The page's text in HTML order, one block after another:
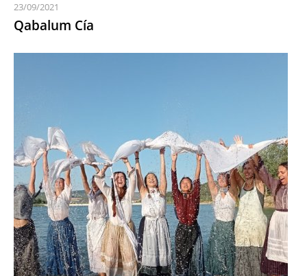
23/09/2021
Qabalum Cía